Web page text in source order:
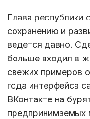
Глава республики
сохранению и
ведется давно.
больше входил в
свежих примеров
года интерфейса
ВКонтакте на
предпринимаемых